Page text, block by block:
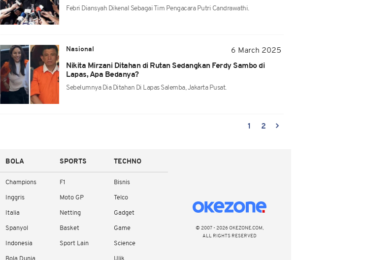
Febri Diansyah Dikenal Sebagai Tim Pengacara Putri Candrawathi.
Nasional
6 March 2025
Nikita Mirzani Ditahan di Rutan Sedangkan Ferdy Sambo di
Lapas, Apa Bedanya?
Sebelumnya Dia Ditahan Di Lapas Salemba, Jakarta Pusat.
1 2
BOLA
Champions
Inggris
Italia
Spanyol
Indonesia
SPORTS
F1
Moto GP
Netting
Basket
Sport Lain
TECHNO
Bisnis
Telco
Gadget
Game
Science
© 2007 - 2026 OKEZONE.COM,
ALL RIGHTS RESERVED